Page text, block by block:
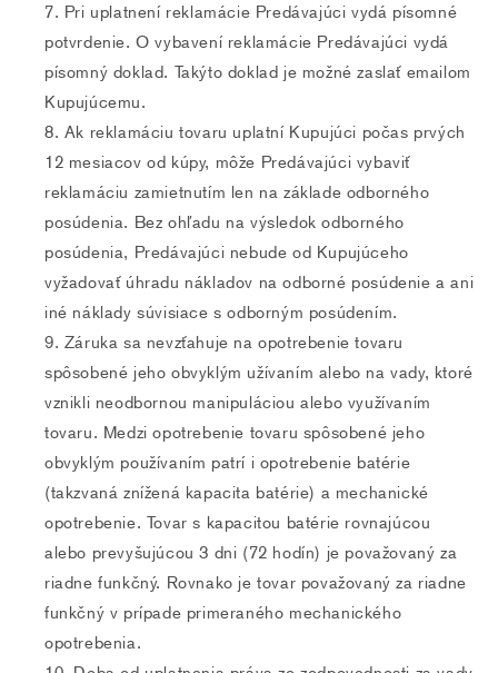
Pri uplatnení reklamácie Predávajúci vydá písomné
potvrdenie. O vybavení reklamácie Predávajúci vydá
písomný doklad. Takýto doklad je možné zaslať emailom
Kupujúcemu.
Ak reklamáciu tovaru uplatní Kupujúci počas prvých
12 mesiacov od kúpy, môže Predávajúci vybaviť
reklamáciu zamietnutím len na základe odborného
posúdenia. Bez ohľadu na výsledok odborného
posúdenia, Predávajúci nebude od Kupujúceho
vyžadovať úhradu nákladov na odborné posúdenie a ani
iné náklady súvisiace s odborným posúdením.
Záruka sa nevzťahuje na opotrebenie tovaru
spôsobené jeho obvyklým užívaním alebo na vady, ktoré
vznikli neodbornou manipuláciou alebo využívaním
tovaru. Medzi opotrebenie tovaru spôsobené jeho
obvyklým používaním patrí i opotrebenie batérie
(takzvaná znížená kapacita batérie) a mechanické
opotrebenie. Tovar s kapacitou batérie rovnajúcou
alebo prevyšujúcou 3 dni (72 hodín) je považovaný za
riadne funkčný. Rovnako je tovar považovaný za riadne
funkčný v prípade primeraného mechanického
opotrebenia.